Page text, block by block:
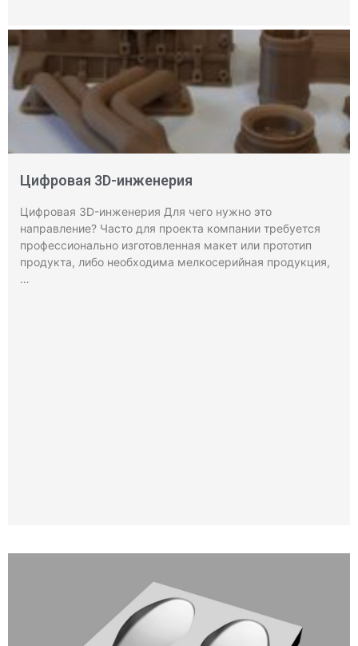
Цифровая 3D-инженерия
Цифровая 3D-инженерия Для чего нужно это
направление? Часто для проекта компании требуется
профессионально изготовленная макет или прототип
продукта, либо необходима мелкосерийная продукция,
…